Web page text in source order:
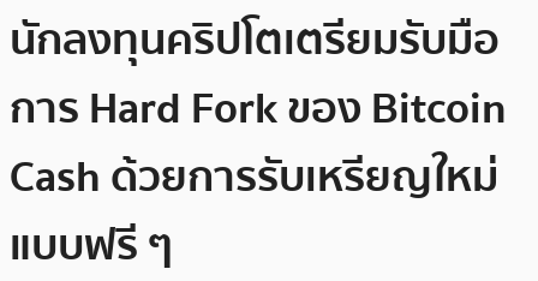
นักลงทุนคริปโตเตรียมรับมือ
การ Hard Fork ของ Bitcoin
Cash ด้วยการรับเหรียญใหม่
แบบฟรี ๆ